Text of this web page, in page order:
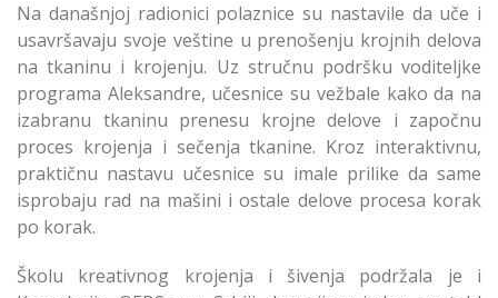
Na današnjoj radionici polaznice su nastavile da uče i
usavršavaju svoje veštine u prenošenju krojnih delova
na tkaninu i krojenju. Uz stručnu podršku voditeljke
programa Aleksandre, učesnice su vežbale kako da na
izabranu tkaninu prenesu krojne delove i započnu
proces krojenja i sečenja tkanine. Kroz interaktivnu,
praktičnu nastavu učesnice su imale prilike da same
isprobaju rad na mašini i ostale delove procesa korak
po korak.
Školu kreativnog krojenja i šivenja podržala je i